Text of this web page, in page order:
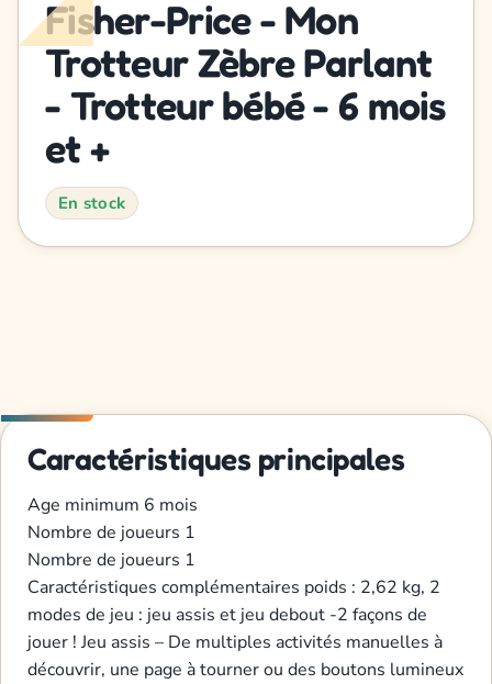
Fisher-Price - Mon
Trotteur Zèbre Parlant
- Trotteur bébé - 6 mois
et +
En stock
Caractéristiques principales
Age minimum 6 mois
Nombre de joueurs 1
Nombre de joueurs 1
Caractéristiques complémentaires poids : 2,62 kg, 2
modes de jeu : jeu assis et jeu debout -2 façons de
jouer ! Jeu assis – De multiples activités manuelles à
découvrir, une page à tourner ou des boutons lumineux